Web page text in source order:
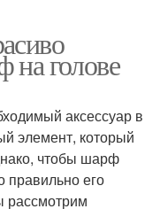
на голове
аксессуар в
элемент, который
чтобы шарф
правильно его
рассмотрим